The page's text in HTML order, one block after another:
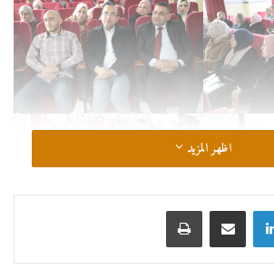
اظهر المزيد
لينكدإن مشاركة عبر البريد طباعة